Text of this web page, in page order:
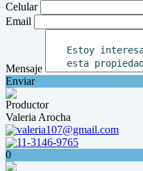
Celular
Email
Mensaje
Enviar
Productor
Valeria Arocha
valeria107@gmail.com
11-3146-9765
0